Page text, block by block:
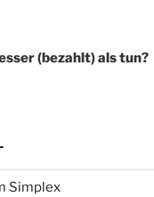
(bezahlt) als tun?
Simplex